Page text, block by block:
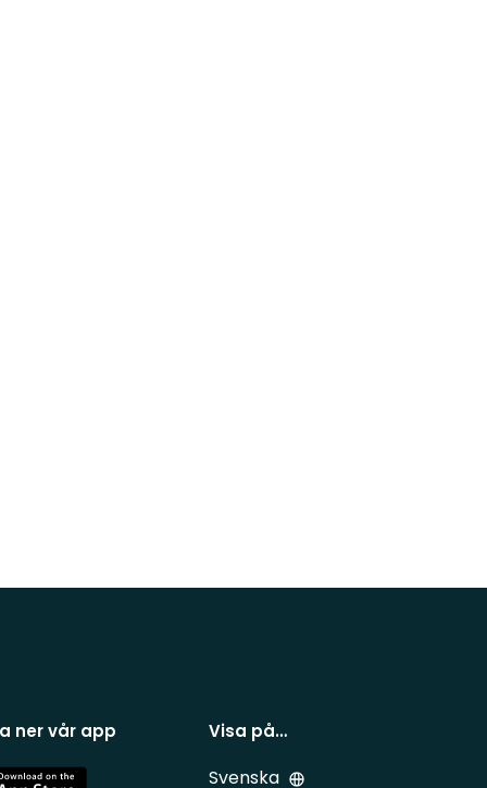
ner vår app Visa på…
Svenska